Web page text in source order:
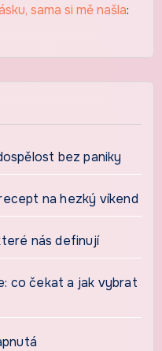
sama si mě našla:
bez paniky
na hezký víkend
nás definují
co čekat a jak vybrat